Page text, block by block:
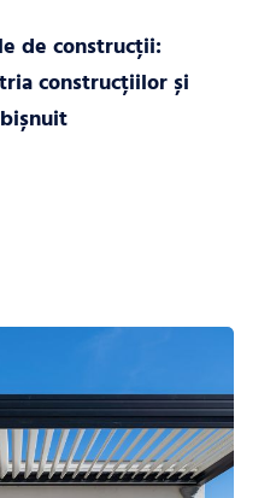
de construcții:
construcțiilor și